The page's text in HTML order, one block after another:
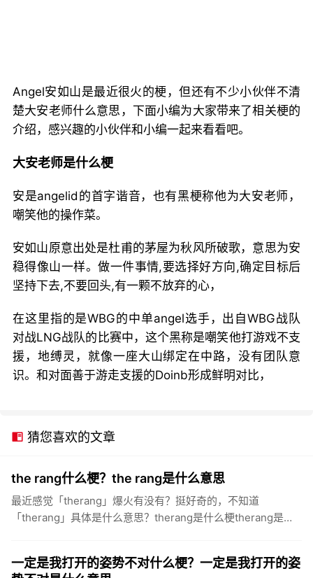
Angel安如山是最近很火的梗，但还有不少小伙伴不清
楚大安老师什么意思，下面小编为大家带来了相关梗的
介绍，感兴趣的小伙伴和小编一起来看看吧。
大安老师是什么梗
安是angelid的首字谐音，也有黑梗称他为大安老师，
嘲笑他的操作菜。
安如山原意出处是杜甫的茅屋为秋风所破歌，意思为安
稳得像山一样。做一件事情,要选择好方向,确定目标后
坚持下去,不要回头,有一颗不放弃的心，
在这里指的是WBG的中单angel选手，出自WBG战队
对战LNG战队的比赛中，这个黑称是嘲笑他打游戏不支
援，地缚灵，就像一座大山绑定在中路，没有团队意
识。和对面善于游走支援的Doinb形成鲜明对比，
猜您喜欢的文章
the rang什么梗？the rang是什么意思
最近感觉「therang」爆火有没有？挺好奇的，不知道
「therang」具体是什么意思？therang是什么梗therang是什
一定是我打开的姿势不对什么梗？一定是我打开的姿